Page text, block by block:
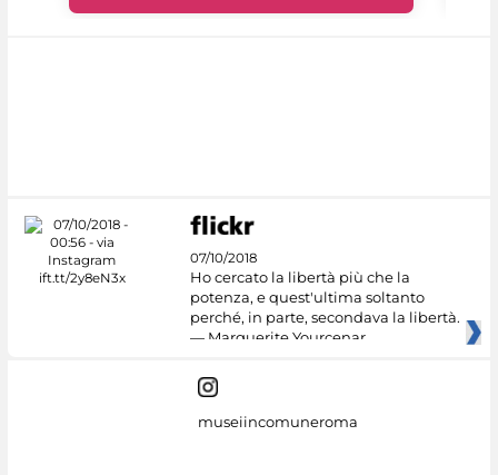
07/10/2018
Ho cercato la libertà più che la
potenza, e quest'ultima soltanto
perché, in parte, secondava la libertà.
— Marguerite Yourcenar
museiincomuneroma